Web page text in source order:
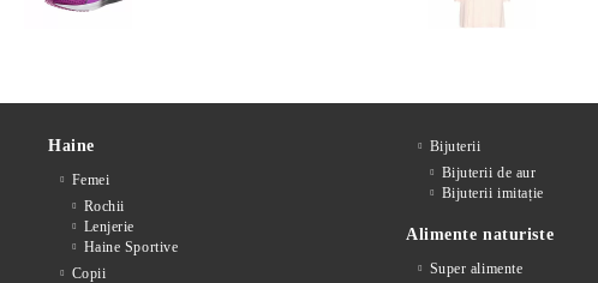
Haine
Femei
Rochii
Lenjerie
Haine Sportive
Copii
Bijuterii
Bijuterii de aur
Bijuterii imitație
Alimente naturiste
Super alimente